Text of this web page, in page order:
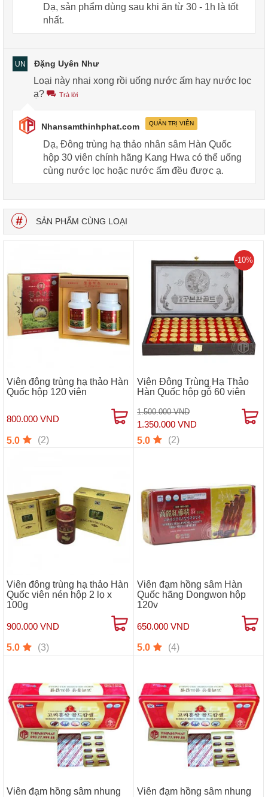
Dạ, sản phẩm dùng sau khi ăn từ 30 - 1h là tốt
nhất.
UN Đặng Uyên Như
Loại này nhai xong rồi uống nước ấm hay nước lọc
ạ?
Trả lời
Nhansamthinhphat.com QUẢN TRỊ VIÊN
Dạ, Đông trùng hạ thảo nhân sâm Hàn Quốc
hộp 30 viên chính hãng Kang Hwa có thể uống
cùng nước lọc hoặc nước ấm đều được ạ.
SẢN PHẨM CÙNG LOẠI
Viên đông trùng hạ thảo Hàn
Quốc hộp 120 viên
800.000 VND
5.0 (2)
Viên Đông Trùng Hạ Thảo
Hàn Quốc hộp gỗ 60 viên
1.500.000 VND
1.350.000 VND
-10%
5.0 (2)
Viên đông trùng hạ thảo Hàn
Quốc viên nén hộp 2 lọ x
100g
900.000 VND
5.0 (3)
Viên đạm hồng sâm Hàn
Quốc hãng Dongwon hộp
120v
650.000 VND
5.0 (4)
Viên đạm hồng sâm nhung
Viên đạm hồng sâm nhung